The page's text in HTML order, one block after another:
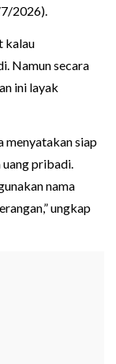
2026).
kalau
Namun secara
ini layak
menyatakan siap
uang pribadi.
nama
ungkap